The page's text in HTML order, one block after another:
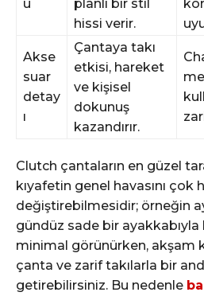
u
planlı bir stil
hissi verir.
Akse
suar
detay
ı
Çantaya takı
etkisi, hareket
ve kişisel
dokunuş
kazandırır.
Clutch çantaların en güzel
kıyafetin genel havasını çok
değiştirebilmesidir; örneğin
gündüz sade bir ayakkabıyla
minimal görünürken, akşam
çanta ve zarif takılarla bir
getirebilirsiniz. Bu nedenle